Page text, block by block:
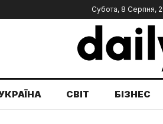
Субота, 8 Серпня,
СВІТ БІЗНЕС